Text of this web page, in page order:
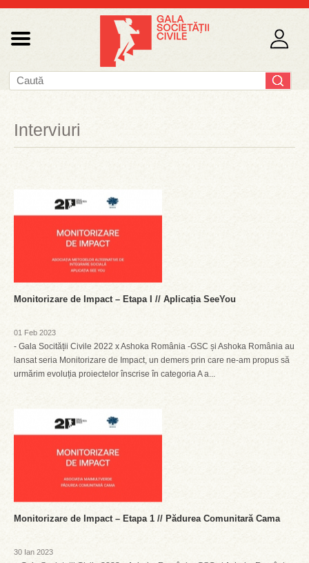
Interviuri
Monitorizare de Impact – Etapa I // Aplicația SeeYou
01 Feb 2023
- Gala Socității Civile 2022 x Ashoka România -GSC și Ashoka România au
lansat seria Monitorizare de Impact, un demers prin care ne-am propus să
urmărim evoluția proiectelor înscrise în categoria A a...
Monitorizare de Impact – Etapa 1 // Pădurea Comunitară Cama
30 Ian 2023